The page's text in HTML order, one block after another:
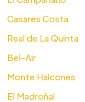
Casares Costa
Real de La Quinta
Bel-Air
Monte Halcones
El Madroñal